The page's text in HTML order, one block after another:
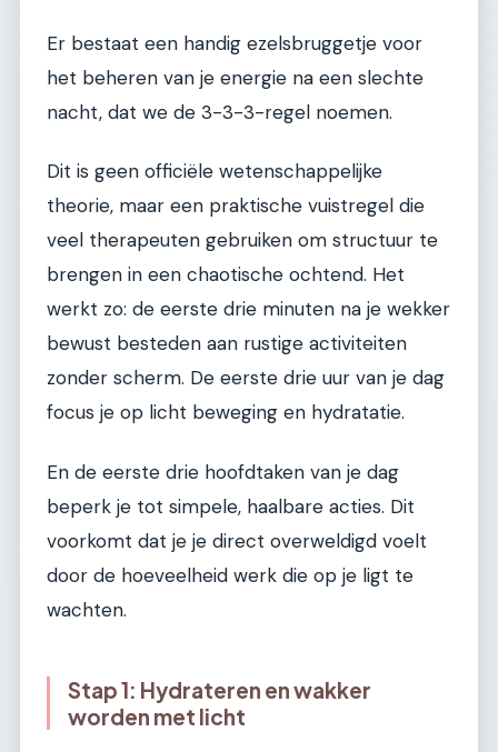
Er bestaat een handig ezelsbruggetje voor
het beheren van je energie na een slechte
nacht, dat we de 3-3-3-regel noemen.
Dit is geen officiële wetenschappelijke
theorie, maar een praktische vuistregel die
veel therapeuten gebruiken om structuur te
brengen in een chaotische ochtend. Het
werkt zo: de eerste drie minuten na je wekker
bewust besteden aan rustige activiteiten
zonder scherm. De eerste drie uur van je dag
focus je op licht beweging en hydratatie.
En de eerste drie hoofdtaken van je dag
beperk je tot simpele, haalbare acties. Dit
voorkomt dat je je direct overweldigd voelt
door de hoeveelheid werk die op je ligt te
wachten.
Stap 1: Hydrateren en wakker
worden met licht